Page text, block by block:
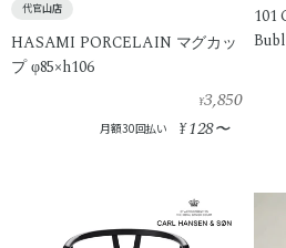
代官山店
HASAMI PORCELAIN マグカッ
プ φ85×h106
¥3,850
月額30回払い ¥128〜
101